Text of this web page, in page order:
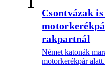
Csontvázak
rakpartnál
Német katonák
motorkerékpár alatt.